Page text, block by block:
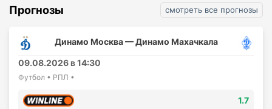
Прогнозы смотреть все прогнозы
Динамо Москва — Динамо Махачкала
09.08.2026 в 14:30
Футбол • РПЛ •
1.7